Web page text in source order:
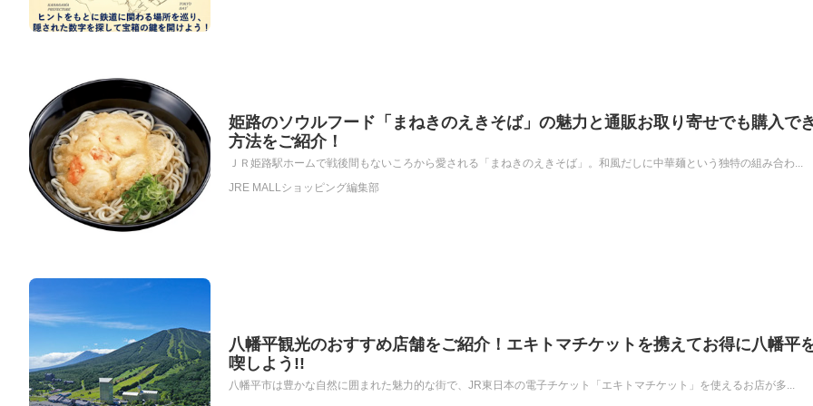
姫路のソウルフード「まねきのえきそば」の魅力と通販お取り寄せでも購入で
方法をご紹介！
ＪＲ姫路駅ホームで戦後間もないころから愛される「まねきのえきそば」。和風だしに中華麺という独特の組み合わ...
JRE MALLショッピング編集部
八幡平観光のおすすめ店舗をご紹介！エキトマチケットを携えてお得に八幡平
喫しよう!!
八幡平市は豊かな自然に囲まれた魅力的な街で、JR東日本の電子チケット「エキトマチケット」を使えるお店が多...